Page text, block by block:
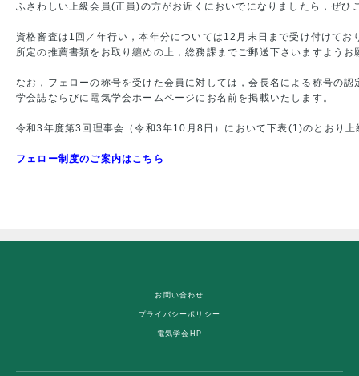
ふさわしい上級会員(正員)の方がお近くにおいでになりましたら，ぜひ
資格審査は1回／年行い，本年分については12月末日まで受け付けてお
所定の推薦書類をお取り纏めの上，総務課までご郵送下さいますようお
なお，フェローの称号を受けた会員に対しては，会長名による称号の
学会誌ならびに電気学会ホームページにお名前を掲載いたします。
令和3年度第3回理事会（令和3年10月8日）において下表(1)のとおり
フェロー制度のご案内はこちら
お問い合わせ
プライバシーポリシー
電気学会HP